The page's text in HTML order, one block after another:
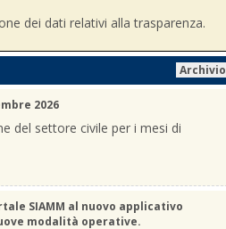
dei dati relativi alla trasparenza.
Archivio
2026
del settore civile per i mesi di
SIAMM al nuovo applicativo
modalità operative.